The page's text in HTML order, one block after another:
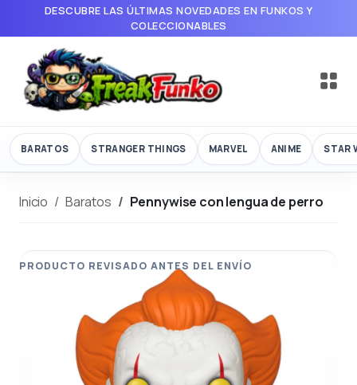
DESCUBRE LAS ÚLTIMAS NOVEDADES EN FUNKOS Y
COLECCIONABLES
BARATOS STRANGER THINGS MARVEL ANIME STAR
Inicio Baratos Pennywise con lengua de perro